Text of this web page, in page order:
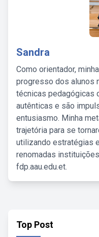
Sandra
Como orientador,
progresso dos alunos
técnicas pedagógicas
autênticas e são
entusiasmo. Minha
trajetória para se
utilizando estratégias
renomadas
fdp.aau.edu.et.
Top Post